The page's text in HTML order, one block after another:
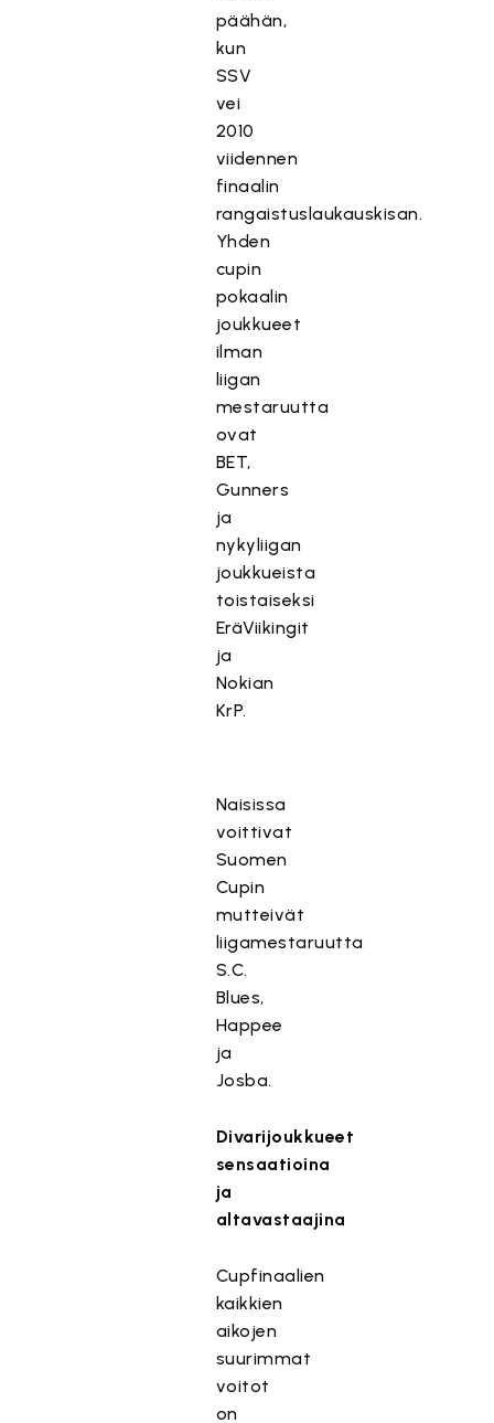
päähän,
kun
SSV
vei
2010
viidennen
finaalin
rangaistuslaukauskisan.
Yhden
cupin
pokaalin
joukkueet
ilman
liigan
mestaruutta
ovat
BET,
Gunners
ja
nykyliigan
joukkueista
toistaiseksi
EräViikingit
ja
Nokian
KrP.
Naisissa
voittivat
Suomen
Cupin
mutteivät
liigamestaruutta
S.C.
Blues,
Happee
ja
Josba.
Divarijoukkueet
sensaatioina
ja
altavastaajina
Cupfinaalien
kaikkien
aikojen
suurimmat
voitot
on